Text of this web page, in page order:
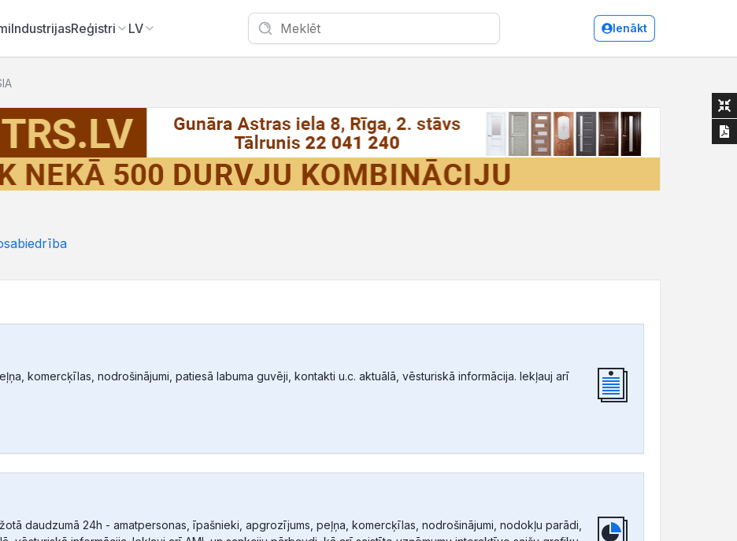
IndustrijasReģistri LV Ienākt
komercķīlas, nodrošinājumi, patiesā labuma guvēji, kontakti u.c. aktuālā, vēsturiskā informācija. Iekļauj arī
daudzumā 24h - amatpersonas, īpašnieki, apgrozījums, peļņa, komercķīlas, nodrošinājumi, nodokļu parādi,